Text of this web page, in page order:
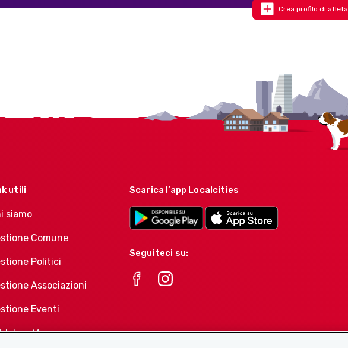
Crea profilo di atleta
utili
siamo
Comune
Politici
Associazioni
Eventi
Manager
Scarica l’app Localcities
Seguiteci su: